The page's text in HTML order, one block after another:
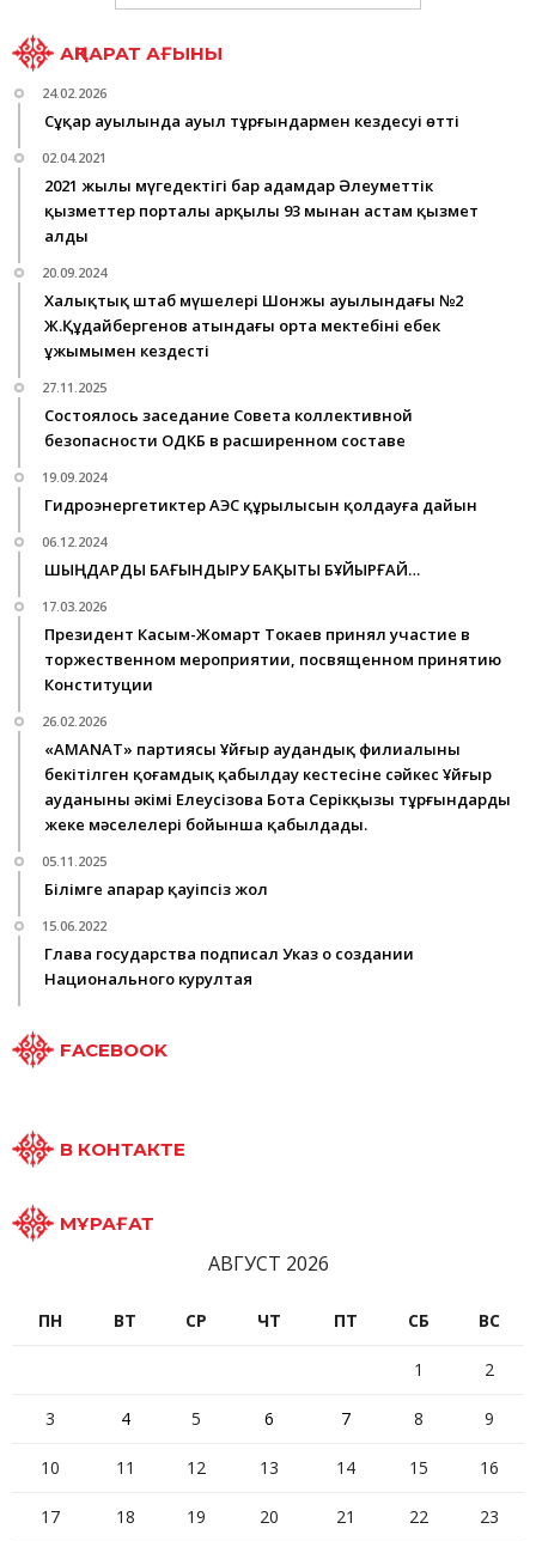
АҚПАРАТ АҒЫНЫ
24.02.2026
Сұңқар ауылында ауыл тұрғындармен кездесуі өтті
02.04.2021
2021 жылы мүгедектігі бар адамдар Әлеуметтік
қызметтер порталы арқылы 93 мыңнан астам қызмет
алды
20.09.2024
Халықтық штаб мүшелері Шонжы ауылындағы №2
Ж.Құдайбергенов атындағы орта мектебінің еңбек
ұжымымен кездесті
27.11.2025
Состоялось заседание Совета коллективной
безопасности ОДКБ в расширенном составе
19.09.2024
Гидроэнергетиктер АЭС құрылысын қолдауға дайын
06.12.2024
ШЫҢДАРДЫ БАҒЫНДЫРУ БАҚЫТЫ БҰЙЫРҒАЙ…
17.03.2026
Президент Касым-Жомарт Токаев принял участие в
торжественном мероприятии, посвященном принятию
Конституции
26.02.2026
«AMANAT» партиясы Ұйғыр аудандық филиалының
бекітілген қоғамдық қабылдау кестесіне сәйкес Ұйғыр
ауданының әкімі Елеусізова Бота Серікқызы тұрғындарды
жеке мәселелері бойынша қабылдады.
05.11.2025
Білімге апарар қауіпсіз жол
15.06.2022
Глава государства подписал Указ о создании
Национального курултая
FACEBOOK
В КОНТАКТЕ
МҰРАҒАТ
АВГУСТ 2026
ПН ВТ СР ЧТ ПТ СБ ВС
1 2
3 4 5 6 7 8 9
10 11 12 13 14 15 16
17 18 19 20 21 22 23